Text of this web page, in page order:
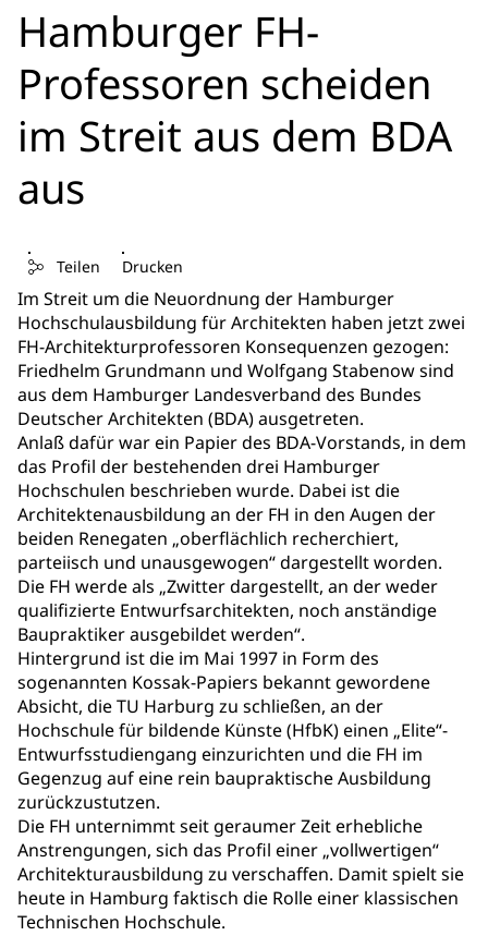
Hamburger FH-
Professoren scheiden
im Streit aus dem BDA
aus
Teilen Drucken
Im Streit um die Neuordnung der Hamburger
Hochschulausbildung für Architekten haben jetzt zwei
FH-Architekturprofessoren Konsequenzen gezogen:
Friedhelm Grundmann und Wolfgang Stabenow sind
aus dem Hamburger Landesverband des Bundes
Deutscher Architekten (BDA) ausgetreten.
Anlaß dafür war ein Papier des BDA-Vorstands, in dem
das Profil der bestehenden drei Hamburger
Hochschulen beschrieben wurde. Dabei ist die
Architektenausbildung an der FH in den Augen der
beiden Renegaten „oberflächlich recherchiert,
parteiisch und unausgewogen“ dargestellt worden.
Die FH werde als „Zwitter dargestellt, an der weder
qualifizierte Entwurfsarchitekten, noch anständige
Baupraktiker ausgebildet werden“.
Hintergrund ist die im Mai 1997 in Form des
sogenannten Kossak-Papiers bekannt gewordene
Absicht, die TU Harburg zu schließen, an der
Hochschule für bildende Künste (HfbK) einen „Elite“-
Entwurfsstudiengang einzurichten und die FH im
Gegenzug auf eine rein baupraktische Ausbildung
zurückzustutzen.
Die FH unternimmt seit geraumer Zeit erhebliche
Anstrengungen, sich das Profil einer „vollwertigen“
Architekturausbildung zu verschaffen. Damit spielt sie
heute in Hamburg faktisch die Rolle einer klassischen
Technischen Hochschule.